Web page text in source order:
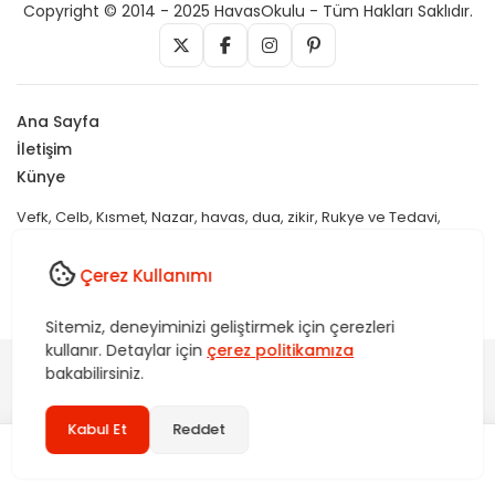
Copyright © 2014 - 2025 HavasOkulu - Tüm Hakları Saklıdır.
Ana Sayfa
İletişim
Künye
Vefk, Celb, Kısmet, Nazar, havas, dua, zikir, Rukye ve Tedavi,
Sitemiz bünyesindeki içerikleri izinsiz kullananlar hakkında T.C.K
kanun ve yönetmeliklerine göre yasal işlem başlatılacağını bu
Çerez Kullanımı
Sitemiz, deneyiminizi geliştirmek için çerezleri
kullanır. Detaylar için çerez politikamıza
bakabilirsiniz.
Kabul Et Reddet